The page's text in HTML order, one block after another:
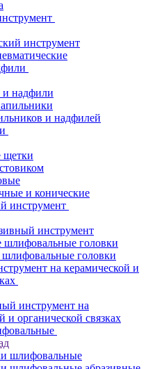
инструмент
надфили
и надфилей
щетки
и конические
инструмент
инструмент
шлифовальные головки
головки
на керамической и
инструмент на
и органической связках
шлифовальные